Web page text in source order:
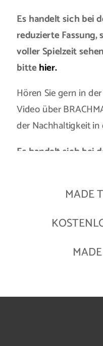
Es handelt sich bei
reduzierte Fassung,
voller Spielzeit
bittehier.
Hören Sie gern in
Videoüber
der Nachhaltigkeit in
Es handelt sich bei
MADE